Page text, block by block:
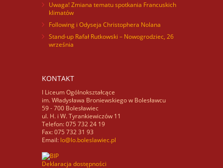
Uwaga! Zmiana tematu spotkania Francuskich
klimatów
Following i Odyseja Christophera Nolana
Stand-up Rafał Rutkowski – Nowogrodziec, 26
września
KONTAKT
I Liceum Ogólnokształcące
im. Władysława Broniewskiego w Bolesławcu
59 - 700 Bolesławiec
ul. H. i W. Tyrankiewiczów 11
Telefon: 075 732 24 19
Fax: 075 732 31 93
Email: lo@lo.boleslawiec.pl
Deklaracja dostępności